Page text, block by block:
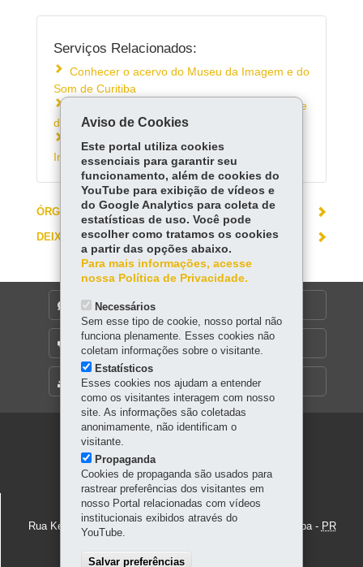
Serviços Relacionados:
Conhecer o acervo do Museu da Imagem e do
Som de Curitiba
Conhecer a biblioteca do Museu da Imagem e
do Som em Curitiba
Consultar a programação do Museu da
Imagem e do Som do Paraná
ÓRGÃO RESPONSÁVEL
DEIXE SUA OPINIÃO
MAPA DO SITE
DENUNCIE CORRUPÇÃO
OUVIDORIA
Navegação
principal
MUSEU PARANAENSE
Rua Kellers, 289 - Alto São Francisco Curitiba- PR
Telefone: +55 41 3304-3300
Aviso de Cookies
Este portal utiliza cookies
essenciais para garantir seu
funcionamento, além de cookies do
YouTube para exibição de vídeos e
do Google Analytics para coleta de
estatísticas de uso. Você pode
escolher como tratamos os cookies
a partir das opções abaixo.
Para mais informações, acesse
nossa Política de Privacidade.
Necessários
Sem esse tipo de cookie, nosso portal não
funciona plenamente. Esses cookies não
coletam informações sobre o visitante.
Estatísticos
Esses cookies nos ajudam a entender
como os visitantes interagem com nosso
site. As informações são coletadas
anonimamente, não identificam o
visitante.
Propaganda
Cookies de propaganda são usados para
rastrear preferências dos visitantes em
nosso Portal relacionadas com vídeos
institucionais exibidos através do
YouTube.
Salvar preferências